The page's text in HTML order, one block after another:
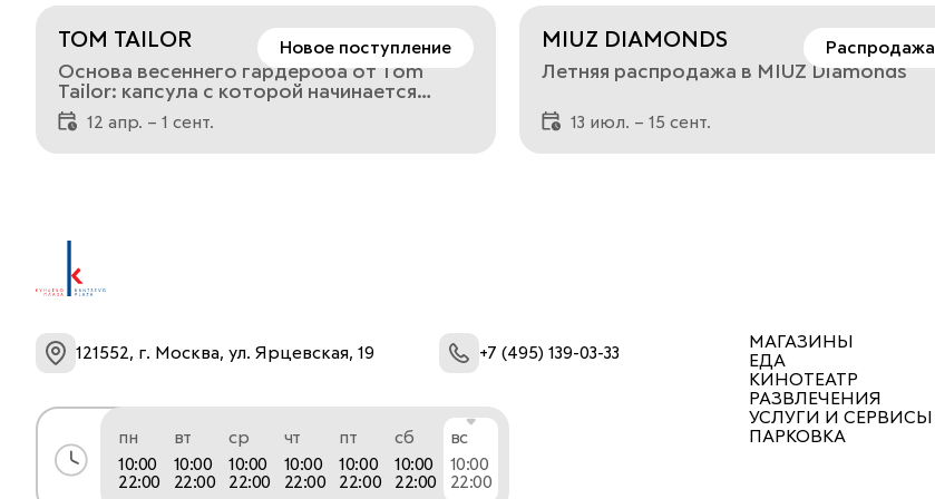
09:00-00:00• Космик — будни: 12:00-00:00,
выходные: 11:00-00:00• Парковка — 06:00-
00:00
Новое поступление
TOM TAILOR
Основа весеннего гардероба от Tom
Tailor: капсула с которой начинается
весна12 апр. – 1 сент.
Распродажа
MIUZ DIAMONDS
Летняя распродажа в MIUZ Diamonds
13 июл. – 15 сент.
121552, г. Москва, ул. Ярцевская, 19 +7 (495) 139-03-33
пн
10:00
22:00
вт
10:00
22:00
ср
10:00
22:00
чт
10:00
22:00
пт
10:00
22:00
сб
10:00
22:00
вс
10:00
22:00
МАГАЗИНЫ
ЕДА
КИНОТЕАТР
РАЗВЛЕЧЕНИЯ
УСЛУГИ И СЕРВИСЫ
ПАРКОВКА